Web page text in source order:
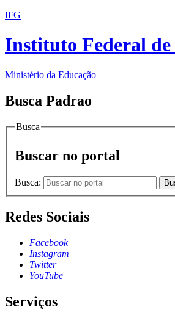
IFG
Instituto Federal de
Ministério da Educação
Busca Padrao
Busca
Buscar no portal
Busca:
Redes Sociais
Facebook
Instagram
Twitter
YouTube
Serviços